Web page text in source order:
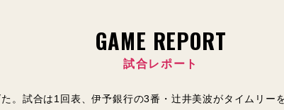
GAME REPORT
試合レポート
。試合は1回表、伊予銀行の3番・辻井美波がタイムリ